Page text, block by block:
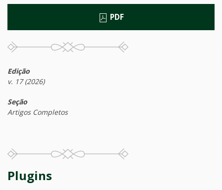
PDF
Edição
v. 17 (2026)
Seção
Artigos Completos
Plugins